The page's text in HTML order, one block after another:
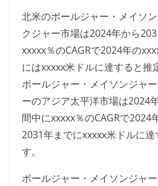
北米のボールジャー・メイソ
クジャー市場は2024年から
xxxxx％のCAGRで2024年の
にはxxxxx米ドルに達すると推
ボールジャー・メイソンジャ
ーのアジア太平洋市場は2024
間中にxxxxx％のCAGRで2024
2031年までにxxxxx米ドルに達
す。
ボールジャー・メイソンジャ